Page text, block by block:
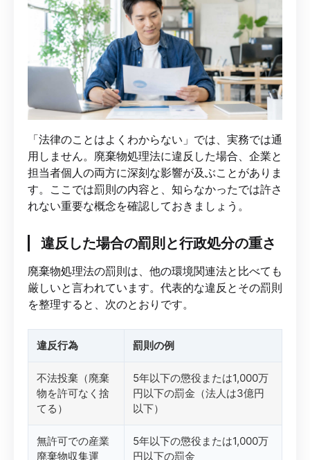
「法律のことはよくわからない」では、実務では通
用しません。廃棄物処理法に違反した場合、企業と
担当者個人の両方に深刻な影響が及ぶことがありま
す。ここでは罰則の内容と、知らなかったでは許さ
れない重要な概念を確認しておきましょう。
違反した場合の罰則と行政処分の重さ
廃棄物処理法の罰則は、他の環境関連法と比べても
厳しいと言われています。代表的な違反とその罰則
を整理すると、次のとおりです。
違反行為 罰則の例
不法投棄（廃棄
物を許可なく捨
てる）
5年以下の懲役または1,000万
円以下の罰金（法人は3億円
以下）
無許可での産業
廃棄物収集運
5年以下の懲役または1,000万
円以下の罰金